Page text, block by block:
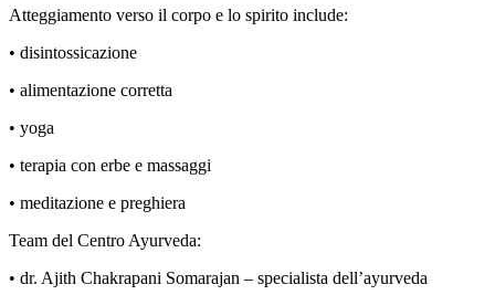
Atteggiamento verso il corpo e lo spirito include:
• disintossicazione
• alimentazione corretta
• yoga
• terapia con erbe e massaggi
• meditazione e preghiera
Team del Centro Ayurveda:
• dr. Ajith Chakrapani Somarajan – specialista dell’ayurveda